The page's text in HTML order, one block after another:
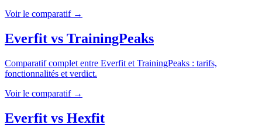
Voir le comparatif →
Everfit vs TrainingPeaks
Comparatif complet entre Everfit et TrainingPeaks : tarifs,
fonctionnalités et verdict.
Voir le comparatif →
Everfit vs Hexfit